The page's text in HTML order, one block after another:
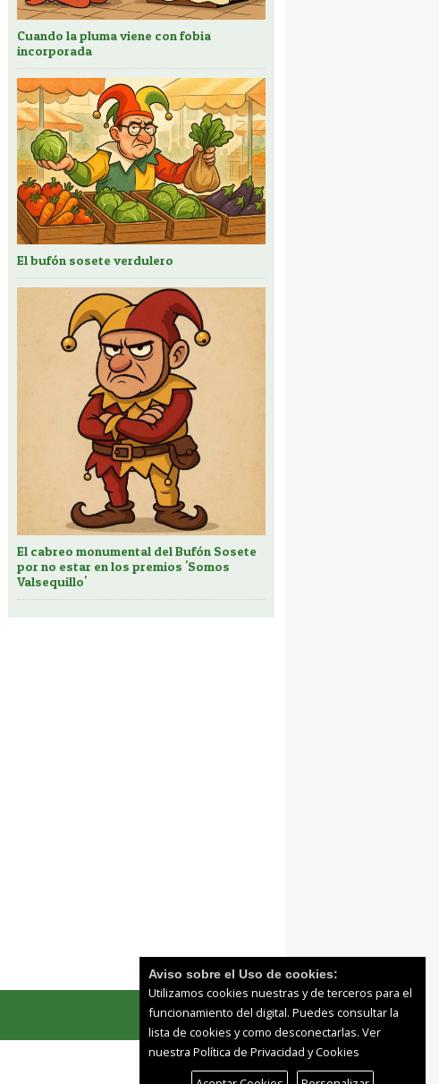
Cuando la pluma viene con fobia
incorporada
El bufón sosete verdulero
El cabreo monumental del Bufón Sosete
por no estar en los premios 'Somos
Valsequillo'
Aviso sobre el Uso de cookies:
Utilizamos cookies nuestras y de terceros para el
funcionamiento del digital. Puedes consultar la
lista de cookies y como desconectarlas. Ver
nuestra Política de Privacidad y Cookies